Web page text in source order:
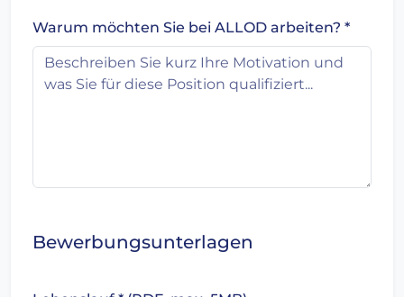
Warum möchten Sie bei ALLOD arbeiten? *
Bewerbungsunterlagen